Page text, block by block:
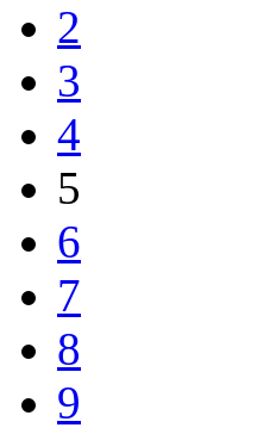
2
3
4
5
6
7
8
9